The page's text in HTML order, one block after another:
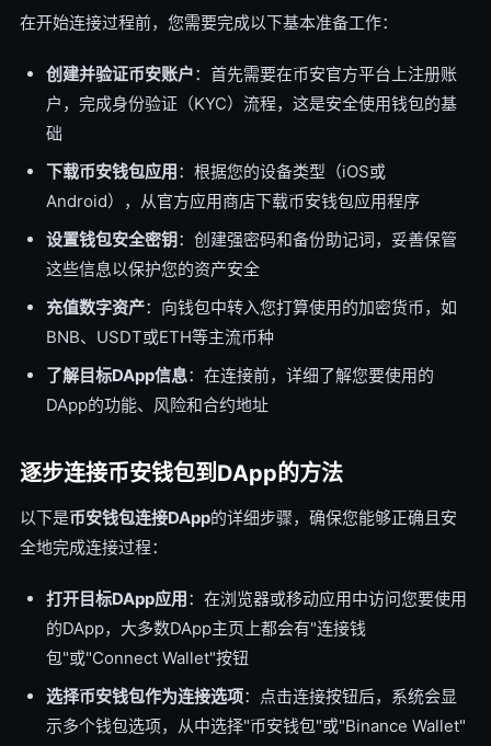
在开始连接过程前，您需要完成以下基本准备工作：
创建并验证币安账户：首先需要在币安官方平台上注册账
户，完成身份验证（KYC）流程，这是安全使用钱包的基
础
下载币安钱包应用：根据您的设备类型（iOS或
Android），从官方应用商店下载币安钱包应用程序
设置钱包安全密钥：创建强密码和备份助记词，妥善保管
这些信息以保护您的资产安全
充值数字资产：向钱包中转入您打算使用的加密货币，如
BNB、USDT或ETH等主流币种
了解目标DApp信息：在连接前，详细了解您要使用的
DApp的功能、风险和合约地址
逐步连接币安钱包到DApp的方法
以下是币安钱包连接DApp的详细步骤，确保您能够正确且安
全地完成连接过程：
打开目标DApp应用：在浏览器或移动应用中访问您要使用
的DApp，大多数DApp主页上都会有"连接钱
包"或"Connect Wallet"按钮
选择币安钱包作为连接选项：点击连接按钮后，系统会显
示多个钱包选项，从中选择"币安钱包"或"Binance Wallet"